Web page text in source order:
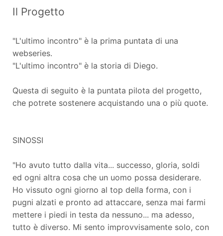
Il Progetto
"L'ultimo incontro" è la prima puntata di una
webseries.
"L'ultimo incontro" è la storia di Diego.
Questa di seguito è la puntata pilota del progetto,
che potrete sostenere acquistando una o più quote.
SINOSSI
"Ho avuto tutto dalla vita... successo, gloria, soldi
ed ogni altra cosa che un uomo possa desiderare.
Ho vissuto ogni giorno al top della forma, con i
pugni alzati e pronto ad attaccare, senza mai farmi
mettere i piedi in testa da nessuno... ma adesso,
tutto è diverso. Mi sento improvvisamente solo, con